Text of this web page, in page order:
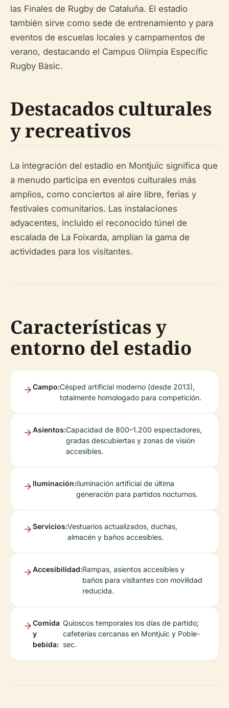
las Finales de Rugby de Cataluña. El estadio
también sirve como sede de entrenamiento y para
eventos de escuelas locales y campamentos de
verano, destacando el Campus Olímpia Específic
Rugby Bàsic.
Destacados culturales
y recreativos
La integración del estadio en Montjuïc significa que
a menudo participa en eventos culturales más
amplios, como conciertos al aire libre, ferias y
festivales comunitarios. Las instalaciones
adyacentes, incluido el reconocido túnel de
escalada de La Foixarda, amplían la gama de
actividades para los visitantes.
Características y
entorno del estadio
Campo:Césped artificial moderno (desde 2013),
totalmente homologado para competición.
Asientos:Capacidad de 800–1.200 espectadores,
gradas descubiertas y zonas de visión
accesibles.
Iluminación:Iluminación artificial de última
generación para partidos nocturnos.
Servicios:Vestuarios actualizados, duchas,
almacén y baños accesibles.
Accesibilidad:Rampas, asientos accesibles y
baños para visitantes con movilidad
reducida.
Comida
y
bebida:
Quioscos temporales los días de partido;
cafeterías cercanas en Montjuïc y Poble-
sec.